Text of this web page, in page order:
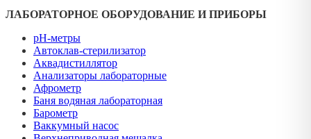
ЛАБОРАТОРНОЕ ОБОРУДОВАНИЕ И ПРИБОРЫ
pH-метры
Автоклав-стерилизатор
Аквадистиллятор
Анализаторы лабораторные
Афрометр
Баня водяная лабораторная
Барометр
Ваккумный насос